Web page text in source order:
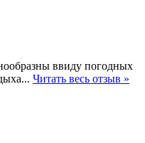
ввиду погодных
Читать весь отзыв »